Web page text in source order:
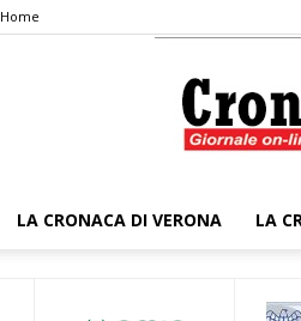
Home
LA CRONACA DI VERONA LA